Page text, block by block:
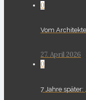
0
Vom
27. April 2026
0
7 Jahre später: